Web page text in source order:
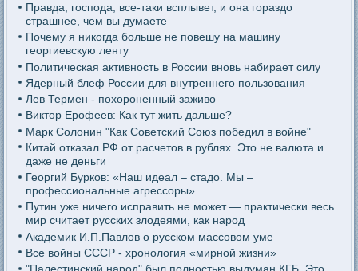
Правда, господа, все-таки всплывет, и она гораздо
страшнее, чем вы думаете
Почему я никогда больше не повешу на машину
георгиевскую ленту
Политическая активность в России вновь набирает силу
Ядерный блеф России для внутреннего пользования
Лев Термен - похороненный заживо
Виктор Ерофеев: Как тут жить дальше?
Марк Солонин "Как Советский Союз победил в войне"
Китай отказал РФ от расчетов в рублях. Это не валюта и
даже не деньги
Георгий Бурков: «Наш идеал – стадо. Мы –
профессиональные агрессоры»
Путин уже ничего исправить не может — практически весь
мир считает русских злодеями, как народ
Академик И.П.Павлов о русском массовом уме
Все войны СССР - хронология «мирной жизни»